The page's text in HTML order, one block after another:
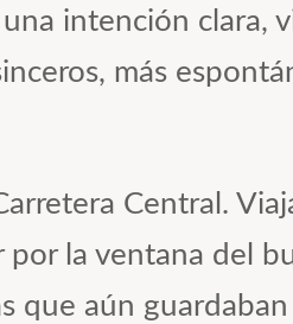
intención clara,
más
Central.
la ventana del
que aún